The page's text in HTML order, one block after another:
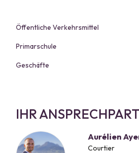
Öffentliche Verkehrsmittel
Primarschule
Geschäfte
IHR
Aurélien
Courtier